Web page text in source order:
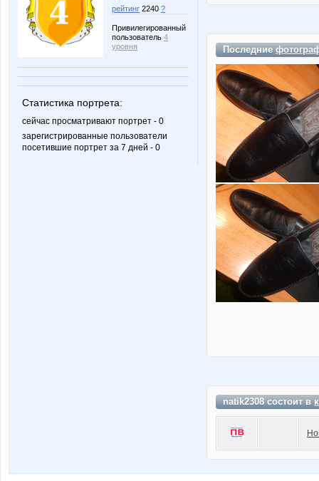
рейтинг 2240 ?
Привилегированный
пользователь 4
уровня
Статистика портрета:
сейчас просматривают портрет - 0
зарегистрированные пользователи
посетившие портрет за 7 дней - 0
Последние
natik2308 состоит в